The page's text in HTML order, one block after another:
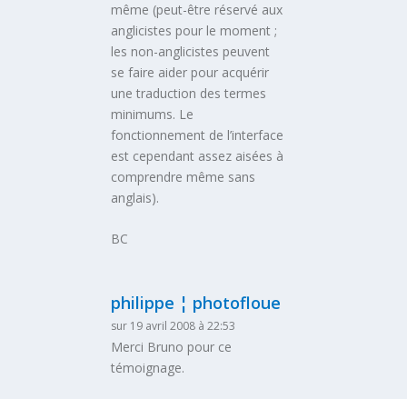
même (peut-être réservé aux
anglicistes pour le moment ;
les non-anglicistes peuvent
se faire aider pour acquérir
une traduction des termes
minimums. Le
fonctionnement de l’interface
est cependant assez aisées à
comprendre même sans
anglais).
BC
philippe ¦ photofloue
sur 19 avril 2008 à 22:53
Merci Bruno pour ce
témoignage.